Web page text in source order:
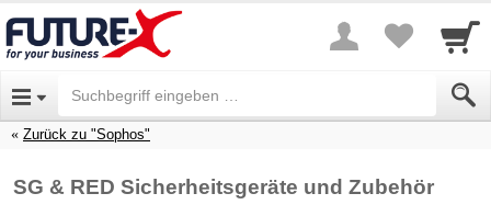
Zurück zu "Sophos"
SG & RED Sicherheitsgeräte und Zubehör